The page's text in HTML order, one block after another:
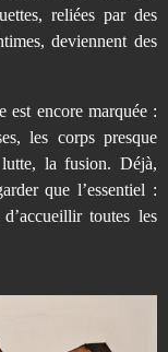
reliées par des
deviennent des
est encore marquée :
les corps presque
la fusion. Déjà,
que l’essentiel :
toutes les